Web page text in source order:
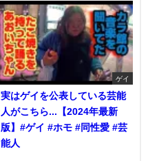
ゲイ
実はゲイを公表している芸能
人がこちら...【2024年最新
版】#ゲイ #ホモ #同性愛 #芸
能人